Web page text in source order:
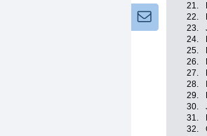
21.
22.
23.
24.
25.
26.
27.
28.
29.
30.
31.
32.